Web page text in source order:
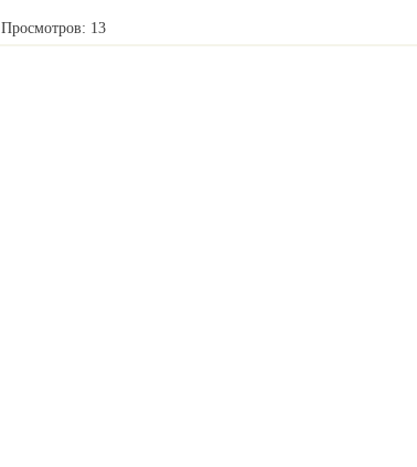
Просмотров: 13